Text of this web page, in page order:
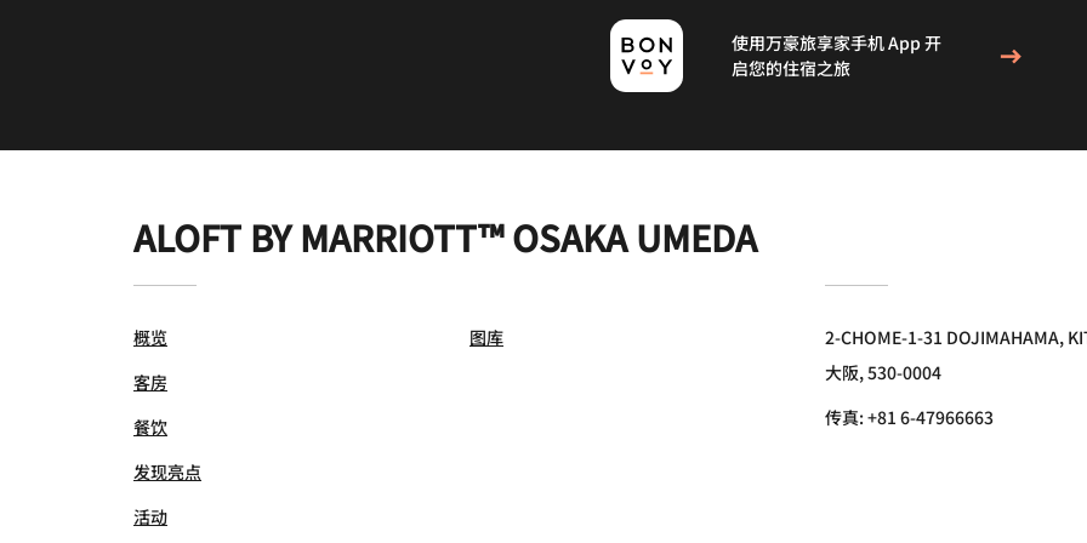
使用万豪旅享家手机 App 开
启您的住宿之旅
ALOFT BY MARRIOTT™ OSAKA UMEDA
概览
客房
餐饮
发现亮点
活动
图库
2-CHOME-1-31 DOJIMAHAMA,
大阪, 530-0004
传真:+81 6-47966663